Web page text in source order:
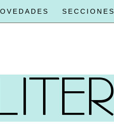
SECCIONES